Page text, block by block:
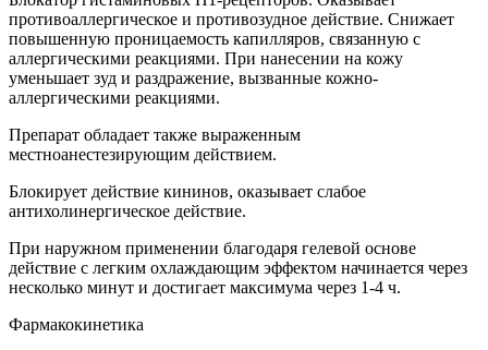
противоаллергическое и противозудное действие. Снижает
повышенную проницаемость капилляров, связанную с
аллергическими реакциями. При нанесении на кожу
уменьшает зуд и раздражение, вызванные кожно-
аллергическими реакциями.
Препарат обладает также выраженным
местноанестезирующим действием.
Блокирует действие кининов, оказывает слабое
антихолинергическое действие.
При наружном применении благодаря гелевой основе
действие с легким охлаждающим эффектом начинается через
несколько минут и достигает максимума через 1-4 ч.
Фармакокинетика